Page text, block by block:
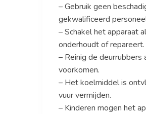
– Gebruik geen
gekwalificeerd
– Schakel het apparaat
onderhoudt of repareert.
– Reinig de
voorkomen.
– Het koelmiddel is
vuur vermijden.
– Kinderen mogen het